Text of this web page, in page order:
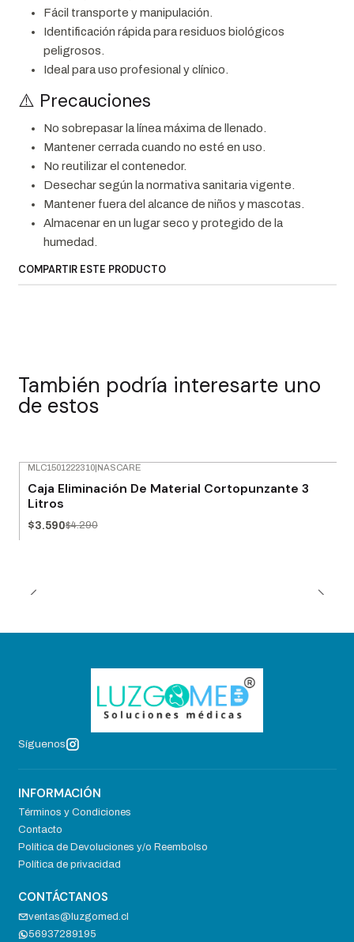
Fácil transporte y manipulación.
Identificación rápida para residuos biológicos
peligrosos.
Ideal para uso profesional y clínico.
⚠️ Precauciones
No sobrepasar la línea máxima de llenado.
Mantener cerrada cuando no esté en uso.
No reutilizar el contenedor.
Desechar según la normativa sanitaria vigente.
Mantener fuera del alcance de niños y mascotas.
Almacenar en un lugar seco y protegido de la
humedad.
COMPARTIR ESTE PRODUCTO
También podría interesarte uno
de estos
MLC1501222310| NASCARE
Caja Eliminación De Material Cortopunzante 3
Litros
$3.590$4.290
Síguenos
INFORMACIÓN
Términos y Condiciones
Contacto
Política de Devoluciones y/o Reembolso
Política de privacidad
CONTÁCTANOS
ventas@luzgomed.cl
56937289195